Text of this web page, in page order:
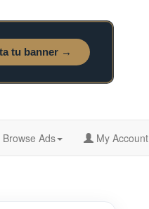
Browse Ads My Account